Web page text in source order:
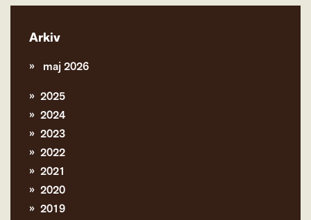
Arkiv
maj 2026
2025
2024
2023
2022
2021
2020
2019